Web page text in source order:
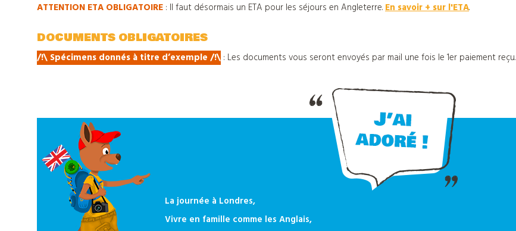
ATTENTION ETA OBLIGATOIRE : Il faut désormais un ETA pour les séjours en Angleterre.En savoir + sur l'ETA.
DOCUMENTS OBLIGATOIRES
/!\ Spécimens donnés à titre d’exemple /!\ : Les documents vous seront envoyés par mail une fois le 1er paiement reçu.
La journée à Londres,
Vivre en famille comme les Anglais,